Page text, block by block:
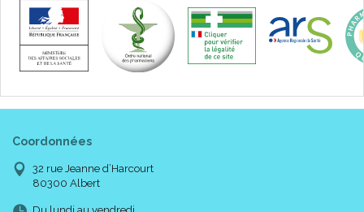
Coordonnées
32 rue Jeanne d’Harcourt
80300 Albert